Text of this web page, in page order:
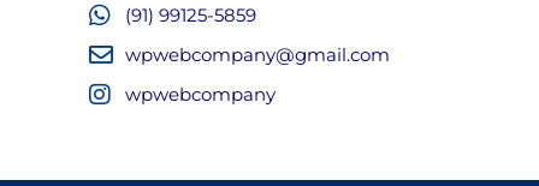
(91) 99125-5859
wpwebcompany@gmail.com
wpwebcompany